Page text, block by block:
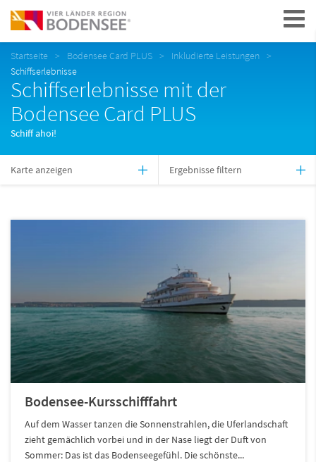
Navigation
Startseite Bodensee Card PLUS
Inkludierte Leistungen
Schiffserlebnisse
Schiffserlebnisse mit der
Bodensee Card PLUS
Schiff ahoi!
Karte anzeigen Ergebnisse filtern
Bodensee-Kursschifffahrt
Auf dem Wasser tanzen die Sonnenstrahlen, die Uferlandschaft
zieht gemächlich vorbei und in der Nase liegt der Duft von
Sommer: Das ist das Bodenseegefühl. Die schönste...